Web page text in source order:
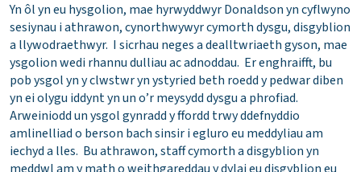
Yn ôl yn eu hysgolion, mae hyrwyddwyr Donaldson yn cyflwyno
sesiynau i athrawon, cynorthwywyr cymorth dysgu, disgyblion
a llywodraethwyr. I sicrhau neges a dealltwriaeth gyson, mae
ysgolion wedi rhannu dulliau ac adnoddau. Er enghraifft, bu
pob ysgol yn y clwstwr yn ystyried beth roedd y pedwar diben
yn ei olygu iddynt yn un o’r meysydd dysgu a phrofiad.
Arweiniodd un ysgol gynradd y ffordd trwy ddefnyddio
amlinelliad o berson bach sinsir i egluro eu meddyliau am
iechyd a lles. Bu athrawon, staff cymorth a disgyblion yn